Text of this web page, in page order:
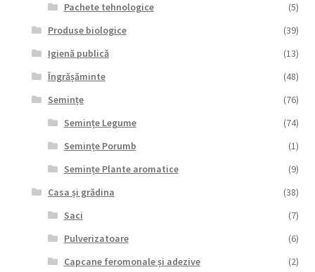
Pachete tehnologice
(5)
Produse biologice
(39)
Igienă publică
(13)
Îngrășăminte
(48)
Semințe
(76)
Semințe Legume
(74)
Semințe Porumb
(1)
Semințe Plante aromatice
(9)
Casa și grădina
(38)
Saci
(7)
Pulverizatoare
(6)
Capcane feromonale și adezive
(2)